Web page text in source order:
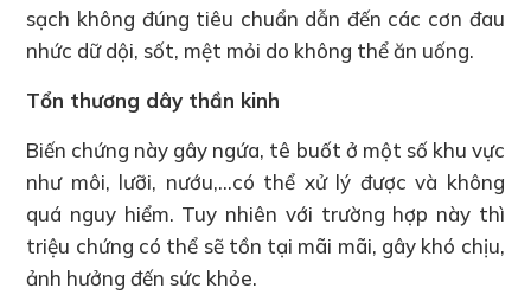
sạch không đúng tiêu chuẩn dẫn đến các cơn đau
nhức dữ dội, sốt, mệt mỏi do không thể ăn uống.
Tổn thương dây thần kinh
Biến chứng này gây ngứa, tê buốt ở một số khu vực
như môi, lưỡi, nướu,…có thể xử lý được và không
quá nguy hiểm. Tuy nhiên với trường hợp này thì
triệu chứng có thể sẽ tồn tại mãi mãi, gây khó chịu,
ảnh hưởng đến sức khỏe.